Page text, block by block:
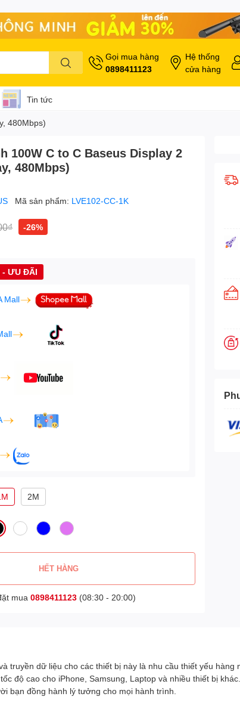
Gọi mua hàng
0898411123
Hệ thống
cửa hàng
Tin tức
480Mbps)
100W C to C Baseus Display 2
480Mbps)
Mã sản phẩm: LVE102-CC-1K
-26%
- ƯU ĐÃI
Mall
2M
HẾT HÀNG
mua 0898411123(08:30 - 20:00)
truyền dữ liệu cho các thiết bị này là nhu cầu thiết yếu hàng
độ cao cho iPhone, Samsung, Laptop và nhiều thiết bị
bạn đồng hành lý tưởng cho mọi hành trình.